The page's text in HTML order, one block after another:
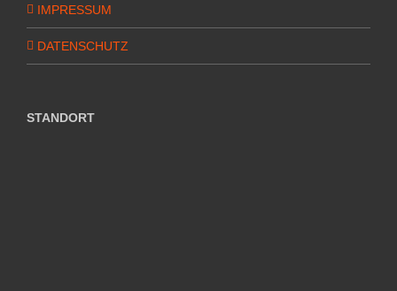
IMPRESSUM
DATENSCHUTZ
STANDORT